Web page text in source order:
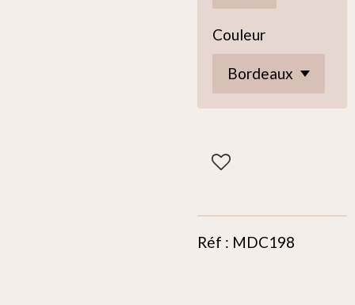
Couleur
Réf : MDC198